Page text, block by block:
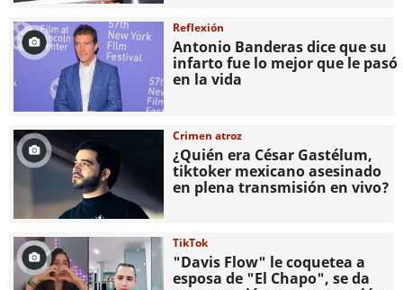
Reflexión
Antonio Banderas dice que su
infarto fue lo mejor que le pasó
en la vida
Crimen atroz
¿Quién era César Gastélum,
tiktoker mexicano asesinado
en plena transmisión en vivo?
TikTok
"Davis Flow" le coquetea a
esposa de "El Chapo", se da